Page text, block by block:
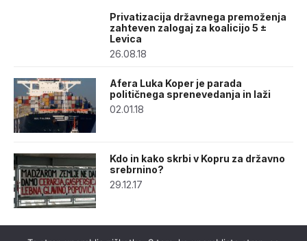
Privatizacija državnega premoženja
zahteven zalogaj za koalicijo 5 ±
Levica
26.08.18
Afera Luka Koper je parada
političnega sprenevedanja in laži
02.01.18
Kdo in kako skrbi v Kopru za državno
srebrnino?
29.12.17